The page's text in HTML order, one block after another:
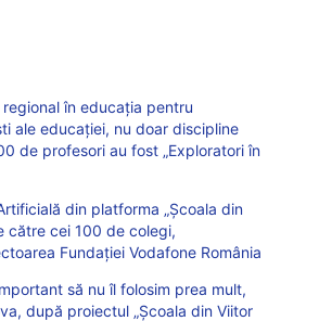
în educația pentru
ale educației, nu doar discipline
de profesori au fost „Exploratori în
din platforma „Școala din
către cei 100 de colegi,
Fundației Vodafone România
să nu îl folosim prea mult,
după proiectul „Școala din Viitor